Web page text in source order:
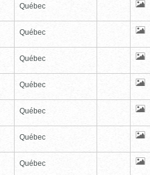
Québec
Québec
Québec
Québec
Québec
Québec
Québec